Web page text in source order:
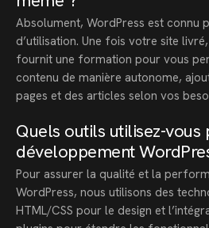
Absolument, WordPress est connu
d’utilisation. Une fois votre site
fournit une formation pour vous
contenu de manière autonome,
pages et des articles selon vos
Quels outils utilisez-vous
développement
Pour assurer la qualité et la
WordPress, nous utilisons des
HTML/CSS pour le design et